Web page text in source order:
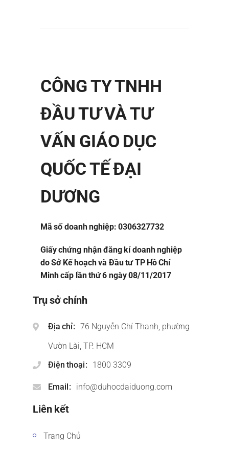
CÔNG TY TNHH
ĐẦU TƯ VÀ TƯ
VẤN GIÁO DỤC
QUỐC TẾ ĐẠI
DƯƠNG
Mã số doanh nghiệp: 0306327732
Giấy chứng nhận đăng kí doanh nghiệp
do Sở Kế hoạch và Đầu tư TP Hồ Chí
Minh cấp lần thứ 6 ngày 08/11/2017
Trụ sở chính
Địa chỉ
76 Nguyễn Chí Thanh, phường
Vườn Lài, TP. HCM
Điện thoại
1800 3309
Email info@duhocdaiduong.com
Liên kết
Trang Chủ